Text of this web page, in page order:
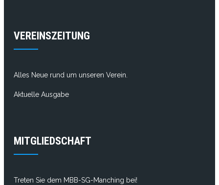
VEREINSZEITUNG
Alles Neue rund um unseren Verein.
Aktuelle Ausgabe
MITGLIEDSCHAFT
Treten Sie dem MBB-SG-Manching bei!